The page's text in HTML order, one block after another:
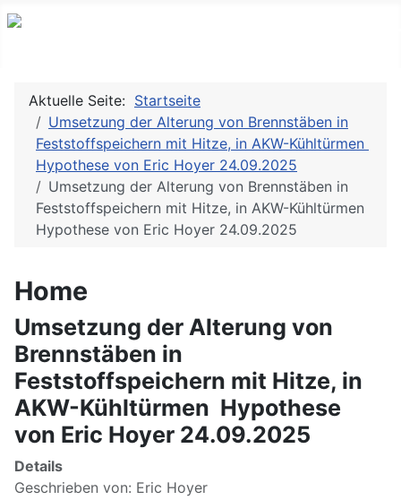
Aktuelle Seite: Startseite
Umsetzung der Alterung von Brennstäben in
Feststoffspeichern mit Hitze, in AKW-Kühltürmen
Hypothese von Eric Hoyer 24.09.2025
Umsetzung der Alterung von Brennstäben in
Feststoffspeichern mit Hitze, in AKW-Kühltürmen
Hypothese von Eric Hoyer 24.09.2025
Home
Umsetzung der Alterung von
Brennstäben in
Feststoffspeichern mit Hitze, in
AKW-Kühltürmen Hypothese
von Eric Hoyer 24.09.2025
Details
Geschrieben von: Eric Hoyer